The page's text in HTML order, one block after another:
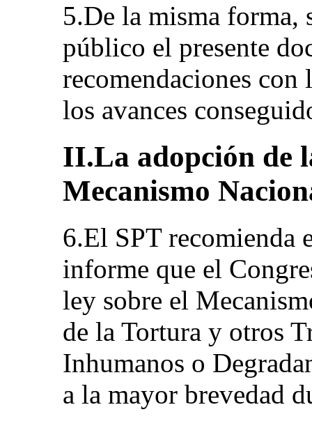
5.De la misma forma,
público el presente
recomendaciones
los avances
II.La adopción de
Mecanismo
6.El SPT recomienda
informe que el
ley sobre el
de la Tortura y otros
Inhumanos o
a la mayor brevedad